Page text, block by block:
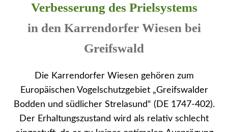
Verbesserung des Prielsystems
in den Karrendorfer Wiesen bei
Greifswald
Die Karrendorfer Wiesen gehören zum
Europäischen Vogelschutzgebiet „Greifswalder
Bodden und südlicher Strelasund“ (DE 1747-402).
Der Erhaltungszustand wird als relativ schlecht